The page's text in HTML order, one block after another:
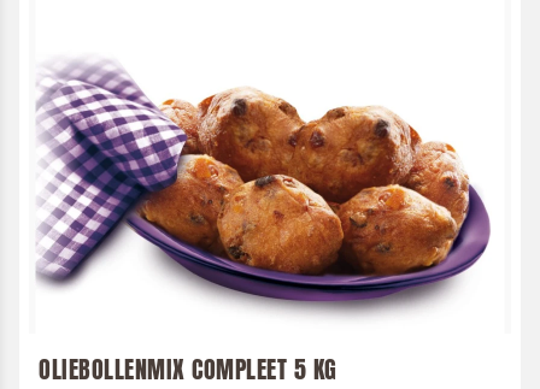
OLIEBOLLENMIX COMPLEET 5 KG